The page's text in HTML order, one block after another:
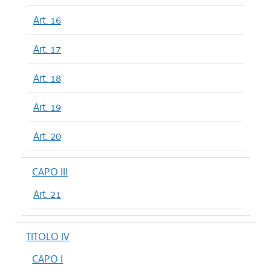
Art. 16
Art. 17
Art. 18
Art. 19
Art. 20
CAPO III
Art. 21
TITOLO IV
CAPO I